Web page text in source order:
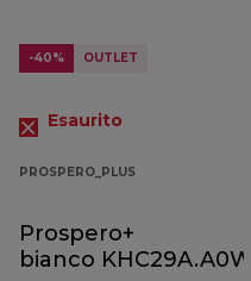
-40% OUTLET
Esaurito
PROSPERO_PLUS
Prospero+
bianco